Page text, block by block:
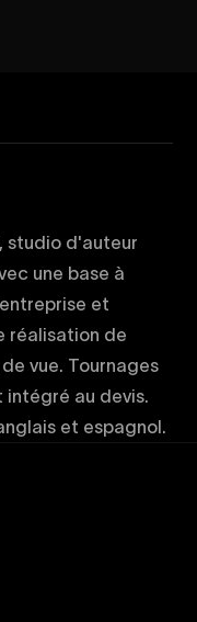
studio d'auteur
une base à
et
réalisation de
vue. Tournages
au devis.
et espagnol.